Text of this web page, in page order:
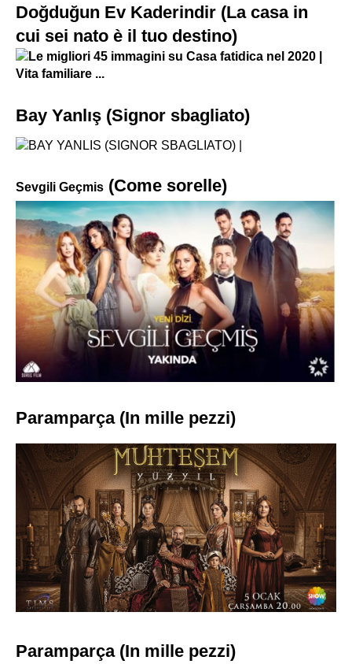
Doğduğun Ev Kaderindir (La casa in
cui sei nato è il tuo destino)
Bay Yanlış (Signor sbagliato)
Sevgili Geçmis (Come sorelle)
Paramparça (In mille pezzi)
Paramparça (In mille pezzi)